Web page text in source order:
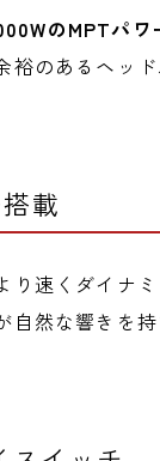
のMPTパワ
裕のあるヘッ
載
り速くダイナ
自然な響きを